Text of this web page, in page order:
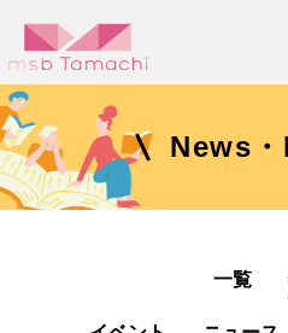
News
一覧